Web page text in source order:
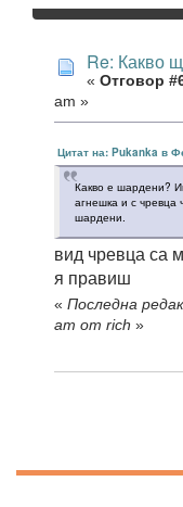
Re: Какво
« Отговор
am »
Цитат на: Pukanka в
Какво е шардени?
агнешка и с чревца
шардени.
вид чревца са
я правиш
« Последна
am от rich »